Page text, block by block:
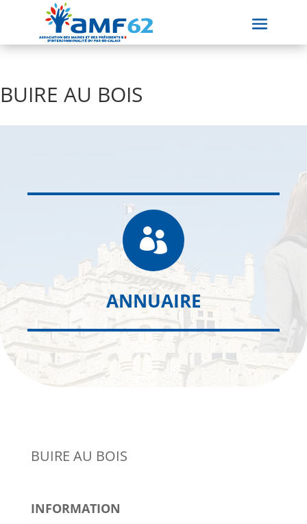
BUIRE AU BOIS

ANNUAIRE
BUIRE AU BOIS
INFORMATION